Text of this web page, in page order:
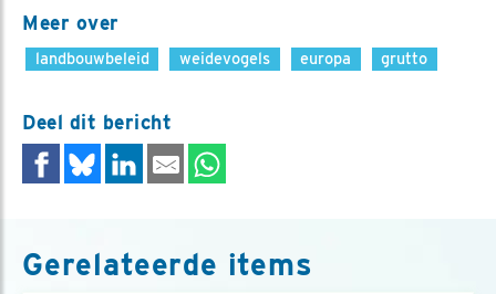
Meer over
landbouwbeleid weidevogels europa grutto
Deel dit bericht
Gerelateerde items